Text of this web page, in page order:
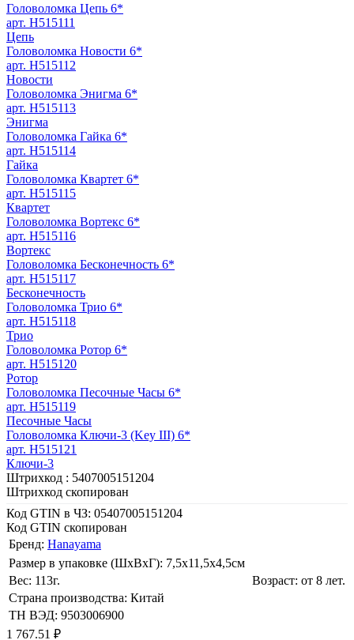
Головоломка Цепь 6*
арт. H515111
Цепь
Головоломка Новости 6*
арт. H515112
Новости
Головоломка Энигма 6*
арт. H515113
Энигма
Головоломка Гайка 6*
арт. H515114
Гайка
Головоломка Квартет 6*
арт. H515115
Квартет
Головоломка Вортекс 6*
арт. H515116
Вортекс
Головоломка Бесконечность 6*
арт. H515117
Бесконечность
Головоломка Трио 6*
арт. H515118
Трио
Головоломка Ротор 6*
арт. H515120
Ротор
Головоломка Песочные Часы 6*
арт. H515119
Песочные Часы
Головоломка Ключи-3 (Key III) 6*
арт. H515121
Ключи-3
Штрихкод : 5407005151204
Штрихкод скопирован
Код GTIN в ЧЗ: 05407005151204
Код GTIN скопирован
Бренд: Hanayama
Размер в упаковке (ШхВxГ): 7,5х11,5х4,5cм
Вес: 113г.
Возраст: от 8 лет.
Страна производства: Китай
ТН ВЭД: 9503006900
1 767.51 ₽